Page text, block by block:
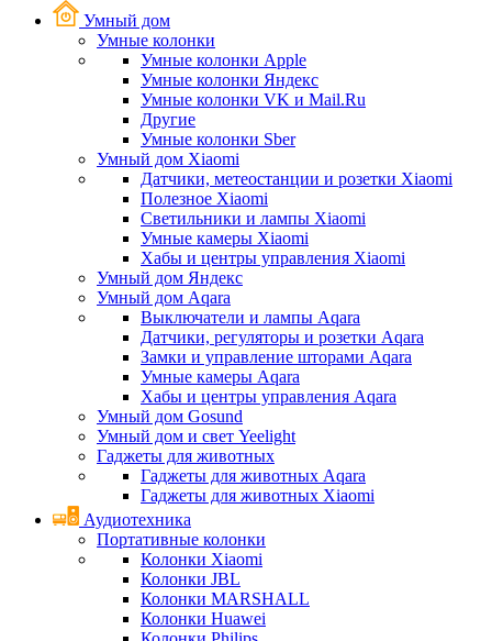
Умный дом
Умные колонки
Умные колонки Apple
Умные колонки Яндекс
Умные колонки VK и Mail.Ru
Другие
Умные колонки Sber
Умный дом Xiaomi
Датчики, метеостанции и розетки Xiaomi
Полезное Xiaomi
Светильники и лампы Xiaomi
Умные камеры Xiaomi
Хабы и центры управления Xiaomi
Умный дом Яндекс
Умный дом Aqara
Выключатели и лампы Aqara
Датчики, регуляторы и розетки Aqara
Замки и управление шторами Aqara
Умные камеры Aqara
Хабы и центры управления Aqara
Умный дом Gosund
Умный дом и свет Yeelight
Гаджеты для животных
Гаджеты для животных Aqara
Гаджеты для животных Xiaomi
Аудиотехника
Портативные колонки
Колонки Xiaomi
Колонки JBL
Колонки MARSHALL
Колонки Huawei